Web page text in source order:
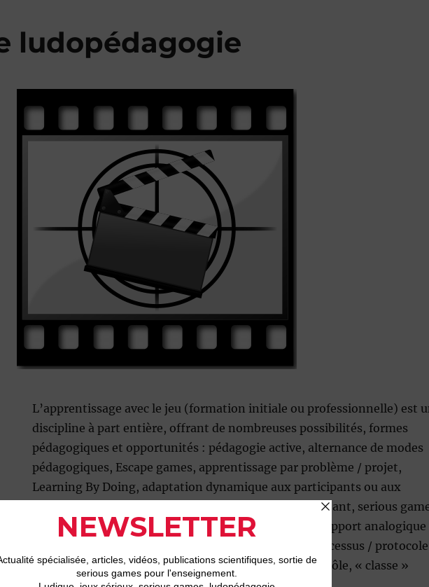
ludopédagogie
L’apprentissage avec le jeu (formation initiale ou professionnelle) est
discipline à part entière, offrant de nombreuses possibilités, formes
pédagogiques et opportunités : pédagogie active, alternance de modes
pédagogiques, Escape games, apprentissage par problème / projet,
Learning By Doing, adaptation dynamique aux participants ou aux
événements, détournement / adaptation de jeux existant, serious
numériques, jeux de plateau, activité multimodale (support analogique
numérique), gamification d’un mode opératoire / processus /
co-création, distanciel / présentiel / hybride, jeux de rôle, « classe »